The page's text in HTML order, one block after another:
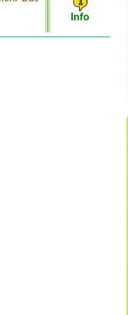
Info